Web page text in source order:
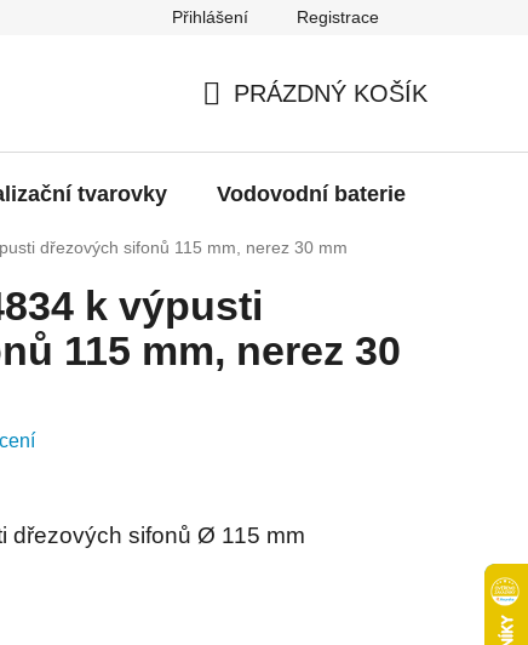
Přihlášení Registrace
KOŠÍK
PRÁZDNÝ KOŠÍK
tvarovky Vodovodní baterie
dřezových sifonů 115 mm, nerez 30 mm
k výpusti
115 mm, nerez 30
dřezových sifonů Ø 115 mm